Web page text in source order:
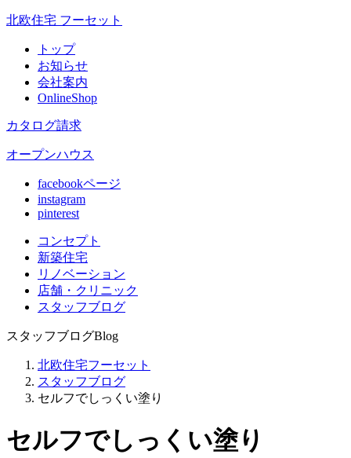
北欧住宅 フーセット
トップ
お知らせ
会社案内
OnlineShop
カタログ請求
オープンハウス
facebookページ
instagram
pinterest
コンセプト
新築住宅
リノベーション
店舗 ・クリニック
スタッフブログ
スタッフブログBlog
北欧住宅フーセット
スタッフブログ
セルフでしっくい塗り
セルフでしっくい塗り